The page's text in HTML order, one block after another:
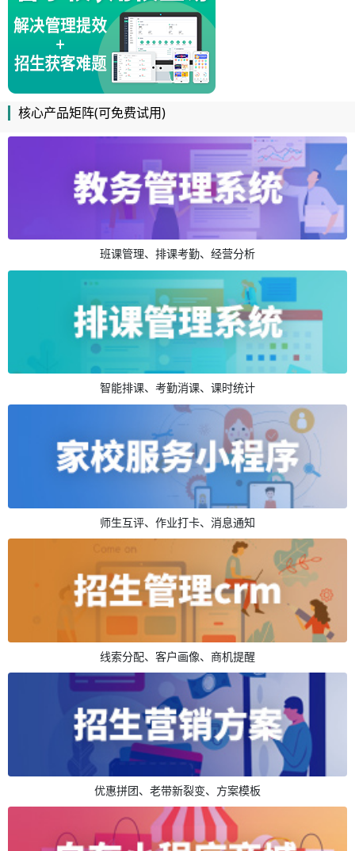
核心产品矩阵(可免费试用)
班课管理、排课考勤、经营分析
智能排课、考勤消课、课时统计
师生互评、作业打卡、消息通知
线索分配、客户画像、商机提醒
优惠拼团、老带新裂变、方案模板